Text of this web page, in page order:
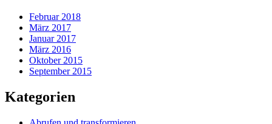
Februar 2018
März 2017
Januar 2017
März 2016
Oktober 2015
September 2015
Kategorien